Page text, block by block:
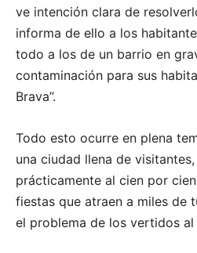
ve intención clara de
informa de ello a los
todo a los de un barrio en
contaminación para sus
Brava”.
Todo esto ocurre en plena
una ciudad llena de
prácticamente al cien por
fiestas que atraen a miles de
el problema de los vertidos al